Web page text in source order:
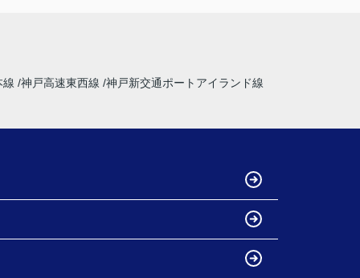
線 神戸高速東西線 神戸新交通ポートアイランド線